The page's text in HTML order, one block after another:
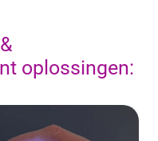
oplossingen: